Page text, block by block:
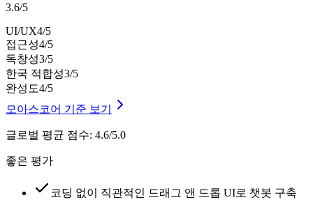
3.6/5
UI/UX4/5
접근성4/5
독창성3/5
한국 적합성3/5
완성도4/5
모아스코어 기준 보기
글로벌 평균 점수: 4.6/5.0
좋은 평가
코딩 없이 직관적인 드래그 앤 드롭 UI로 챗봇 구축